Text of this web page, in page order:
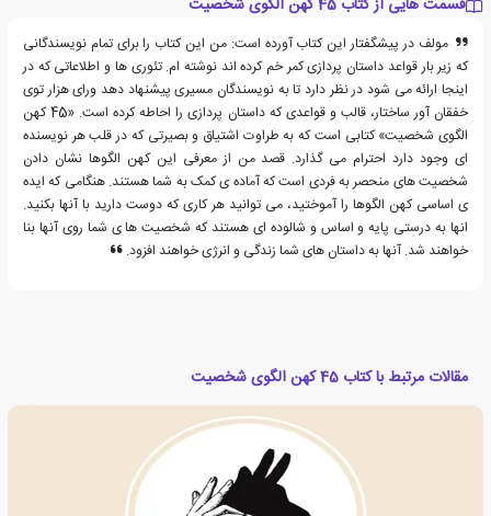
قسمت هایی از کتاب 45 کهن الگوی شخصیت
مولف در پیشگفتار این کتاب آورده است: من این کتاب را برای تمام نویسندگانی
که زیر بار قواعد داستان پردازی کمر خم کرده اند نوشته ام. تئوری ها و اطلاعاتی که در
اینجا ارائه می شود در نظر دارد تا به نویسندگان مسیری پیشنهاد دهد ورای هزار توی
خفقان آور ساختار، قالب و قواعدی که داستان پردازی را احاطه کرده است. «45 کهن
الگوی شخصیت» کتابی است که به طراوت اشتیاق و بصیرتی که در قلب هر نویسنده
ای وجود دارد احترام می گذارد. قصد من از معرفی این کهن الگوها نشان دادن
شخصیت های منحصر به فردی است که آماده ی کمک به شما هستند. هنگامی که ایده
ی اساسی کهن الگوها را آموختید، می توانید هر کاری که دوست دارید با آنها بکنید.
انها به درستی پایه و اساس و شالوده ای هستند که شخصیت ها ی شما روی آنها بنا
خواهند شد. آنها به داستان های شما زندگی و انرژی خواهند افزود.
مقالات مرتبط با کتاب 45 کهن الگوی شخصیت